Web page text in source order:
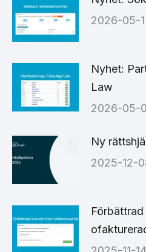
2026-05-
Nyhet:
Law
2026-05-
Ny
2025-12-